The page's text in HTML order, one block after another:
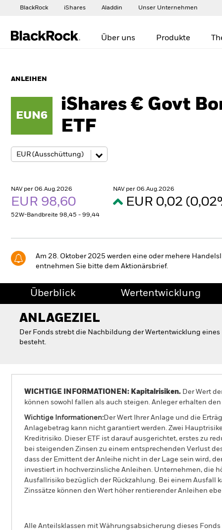
BlackRock iShares Aladdin Unser Unternehmen
Über uns Produkte
ANLEIHEN
EUN6
iShares € Govt
ETF
NAV per 06.Aug.2026
EUR 98,60
52W-Bandbreite 98,45 - 99,44
NAV per 06.Aug.2026
EUR 0,02
Am 28. Oktober 2025 werden eine oder mehere
entnehmen Sie bitte dem Aktionärsbrief.
Überblick Wertentwicklung
ANLAGEZIEL
Der Fonds strebt die Nachbildung der Wertentwicklung
besteht.
WICHTIGE INFORMATIONEN: Kapitalrisiken. Der Wert
können sowohl fallen als auch steigen. Anleger erhalten
Wichtige Informationen:Der Wert Ihrer Anlage und die
Anlagebetrag kann nicht garantiert werden. Zwei
Kreditrisiko. Dieser ETF ist darauf ausgerichtet, erstes zu
bei steigenden Zinsen zu einem entsprechenden Verlust
dass der Emittent der Anleihe nicht in der Lage sein wird,
investiert in hochverzinsliche Anleihen. Unternehmen, die
Ausfallrisiko bezüglich der Rückzahlung. Bei einem Ausfall
Zinssätze können den Wert höher rentierender Anleihen
Alle Anteilsklassen mit Währungsabsicherung dieses